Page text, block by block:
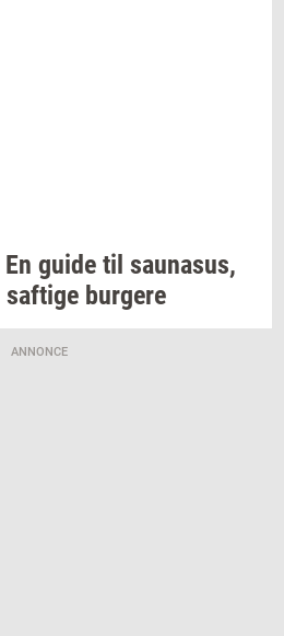
En guide til sau­nasus,
saf­ti­ge bur­ge­re
ANNONCE